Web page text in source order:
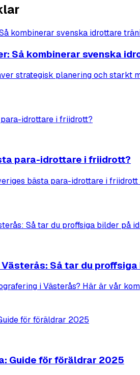
Så kombinerar svenska
strategisk planering och starkt
para-idrottare i friidrott?
bästa para-idrottare i
Så tar du
i Västerås? Här är vår
Guide för föräldrar 2025